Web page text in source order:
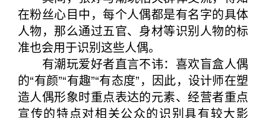
在粉丝心目中，每个人偶都是有名字的具体
人物，那么通过五官、身材等识别人物的标
准也会用于识别这些人偶。
有潮玩爱好者直言不讳：喜欢盲盒人偶
的“有颜”“有趣”“有态度”，因此，设计师在塑
造人偶形象时重点表达的元素、经营者重点
宣传的特点对相关公众的识别具有较大影